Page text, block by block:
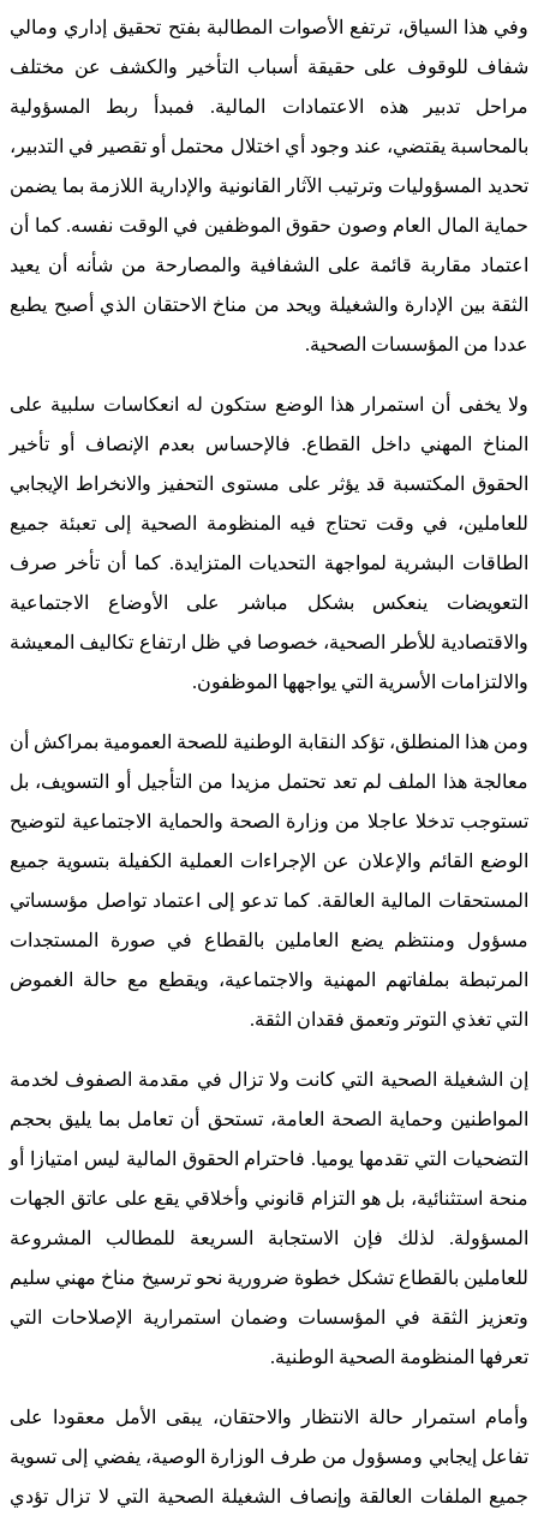
وفي هذا السياق، ترتفع الأصوات المطالبة بفتح تحقيق إداري ومالي
شفاف للوقوف على حقيقة أسباب التأخير والكشف عن مختلف
مراحل تدبير هذه الاعتمادات المالية. فمبدأ ربط المسؤولية
بالمحاسبة يقتضي، عند وجود أي اختلال محتمل أو تقصير في التدبير،
تحديد المسؤوليات وترتيب الآثار القانونية والإدارية اللازمة بما يضمن
حماية المال العام وصون حقوق الموظفين في الوقت نفسه. كما أن
اعتماد مقاربة قائمة على الشفافية والمصارحة من شأنه أن يعيد
الثقة بين الإدارة والشغيلة ويحد من مناخ الاحتقان الذي أصبح يطبع
عددا من المؤسسات الصحية.
ولا يخفى أن استمرار هذا الوضع ستكون له انعكاسات سلبية على
المناخ المهني داخل القطاع. فالإحساس بعدم الإنصاف أو تأخير
الحقوق المكتسبة قد يؤثر على مستوى التحفيز والانخراط الإيجابي
للعاملين، في وقت تحتاج فيه المنظومة الصحية إلى تعبئة جميع
الطاقات البشرية لمواجهة التحديات المتزايدة. كما أن تأخر صرف
التعويضات ينعكس بشكل مباشر على الأوضاع الاجتماعية
والاقتصادية للأطر الصحية، خصوصا في ظل ارتفاع تكاليف المعيشة
والالتزامات الأسرية التي يواجهها الموظفون.
ومن هذا المنطلق، تؤكد النقابة الوطنية للصحة العمومية بمراكش أن
معالجة هذا الملف لم تعد تحتمل مزيدا من التأجيل أو التسويف، بل
تستوجب تدخلا عاجلا من وزارة الصحة والحماية الاجتماعية لتوضيح
الوضع القائم والإعلان عن الإجراءات العملية الكفيلة بتسوية جميع
المستحقات المالية العالقة. كما تدعو إلى اعتماد تواصل مؤسساتي
مسؤول ومنتظم يضع العاملين بالقطاع في صورة المستجدات
المرتبطة بملفاتهم المهنية والاجتماعية، ويقطع مع حالة الغموض
التي تغذي التوتر وتعمق فقدان الثقة.
إن الشغيلة الصحية التي كانت ولا تزال في مقدمة الصفوف لخدمة
المواطنين وحماية الصحة العامة، تستحق أن تعامل بما يليق بحجم
التضحيات التي تقدمها يوميا. فاحترام الحقوق المالية ليس امتيازا أو
منحة استثنائية، بل هو التزام قانوني وأخلاقي يقع على عاتق الجهات
المسؤولة. لذلك فإن الاستجابة السريعة للمطالب المشروعة
للعاملين بالقطاع تشكل خطوة ضرورية نحو ترسيخ مناخ مهني سليم
وتعزيز الثقة في المؤسسات وضمان استمرارية الإصلاحات التي
تعرفها المنظومة الصحية الوطنية.
وأمام استمرار حالة الانتظار والاحتقان، يبقى الأمل معقودا على
تفاعل إيجابي ومسؤول من طرف الوزارة الوصية، يفضي إلى تسوية
جميع الملفات العالقة وإنصاف الشغيلة الصحية التي لا تزال تؤدي